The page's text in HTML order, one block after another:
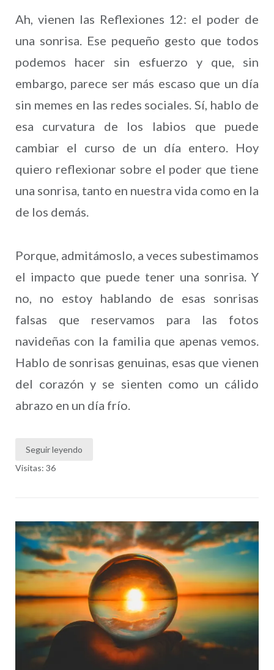
Ah, vienen las Reflexiones 12: el poder de
una sonrisa. Ese pequeño gesto que todos
podemos hacer sin esfuerzo y que, sin
embargo, parece ser más escaso que un día
sin memes en las redes sociales. Sí, hablo de
esa curvatura de los labios que puede
cambiar el curso de un día entero. Hoy
quiero reflexionar sobre el poder que tiene
una sonrisa, tanto en nuestra vida como en la
de los demás.
Porque, admitámoslo, a veces subestimamos
el impacto que puede tener una sonrisa. Y
no, no estoy hablando de esas sonrisas
falsas que reservamos para las fotos
navideñas con la familia que apenas vemos.
Hablo de sonrisas genuinas, esas que vienen
del corazón y se sienten como un cálido
abrazo en un día frío.
Seguir leyendo
Visitas: 36